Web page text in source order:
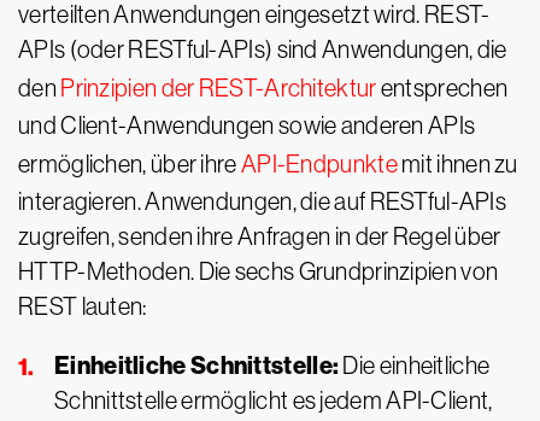
verteilten Anwendungen eingesetzt wird. REST-
APIs (oder RESTful-APIs) sind Anwendungen, die
den Prinzipien der REST-Architekturentsprechen
und Client-Anwendungen sowie anderen APIs
ermöglichen, über ihreAPI-Endpunktemit ihnen zu
interagieren. Anwendungen, die auf RESTful-APIs
zugreifen, senden ihre Anfragen in der Regel über
HTTP-Methoden. Die sechs Grundprinzipien von
REST lauten:
Einheitliche Schnittstelle: Die einheitliche
Schnittstelle ermöglicht es jedem API-Client,